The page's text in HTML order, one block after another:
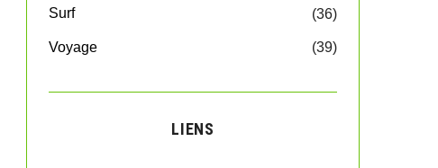
Surf (36)
Voyage (39)
LIENS